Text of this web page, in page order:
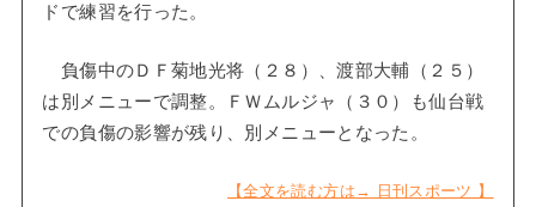
ドで練習を行った。
負傷中のＤＦ菊地光将（２８）、渡部大輔（２５）
は別メニューで調整。ＦＷムルジャ（３０）も仙台戦
での負傷の影響が残り、別メニューとなった。
【全文を読む方は→ 日刊スポーツ 】